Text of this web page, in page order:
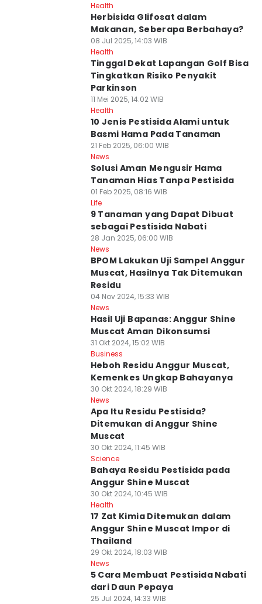
Health
Herbisida Glifosat dalam
Makanan, Seberapa Berbahaya?
08 Jul 2025, 14:03 WIB
Health
Tinggal Dekat Lapangan Golf Bisa
Tingkatkan Risiko Penyakit
Parkinson
11 Mei 2025, 14:02 WIB
Health
10 Jenis Pestisida Alami untuk
Basmi Hama Pada Tanaman
21 Feb 2025, 06:00 WIB
News
Solusi Aman Mengusir Hama
Tanaman Hias Tanpa Pestisida
01 Feb 2025, 08:16 WIB
Life
9 Tanaman yang Dapat Dibuat
sebagai Pestisida Nabati
28 Jan 2025, 06:00 WIB
News
BPOM Lakukan Uji Sampel Anggur
Muscat, Hasilnya Tak Ditemukan
Residu
04 Nov 2024, 15:33 WIB
News
Hasil Uji Bapanas: Anggur Shine
Muscat Aman Dikonsumsi
31 Okt 2024, 15:02 WIB
Business
Heboh Residu Anggur Muscat,
Kemenkes Ungkap Bahayanya
30 Okt 2024, 18:29 WIB
News
Apa Itu Residu Pestisida?
Ditemukan di Anggur Shine
Muscat
30 Okt 2024, 11:45 WIB
Science
Bahaya Residu Pestisida pada
Anggur Shine Muscat
30 Okt 2024, 10:45 WIB
Health
17 Zat Kimia Ditemukan dalam
Anggur Shine Muscat Impor di
Thailand
29 Okt 2024, 18:03 WIB
News
5 Cara Membuat Pestisida Nabati
dari Daun Pepaya
25 Jul 2024, 14:33 WIB